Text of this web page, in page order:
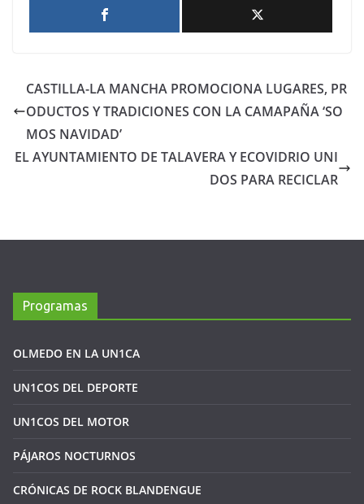
CASTILLA-LA MANCHA PROMOCIONA LUGARES, PR
ODUCTOS Y TRADICIONES CON LA CAMAPAÑA ‘SO
MOS NAVIDAD’
EL AYUNTAMIENTO DE TALAVERA Y ECOVIDRIO UNI
DOS PARA RECICLAR
Programas
OLMEDO EN LA UN1CA
UN1COS DEL DEPORTE
UN1COS DEL MOTOR
PÁJAROS NOCTURNOS
CRÓNICAS DE ROCK BLANDENGUE